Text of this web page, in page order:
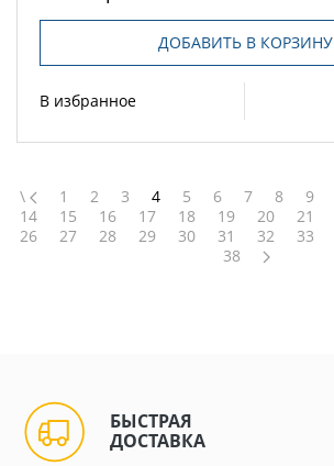
ДОБАВИТЬ В КОРЗИНУ
В избранное
\ 1 2 3 4 5 6 7 8 9
14
15 16 17 18 19 20 21
26
27 28 29 30 31 32 33
38
БЫСТРАЯ
ДОСТАВКА